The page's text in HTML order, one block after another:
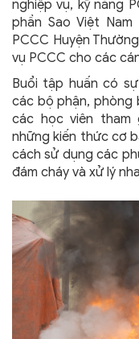
nghiệp vụ, kỹ năng
phần Sao Việt
PCCC Huyện
vụ PCCC cho các
Buổi tập huấn có
các bộ phận, phòng
các học viên tham
những kiến thức cơ
cách sử dụng các
đám cháy và xử lý